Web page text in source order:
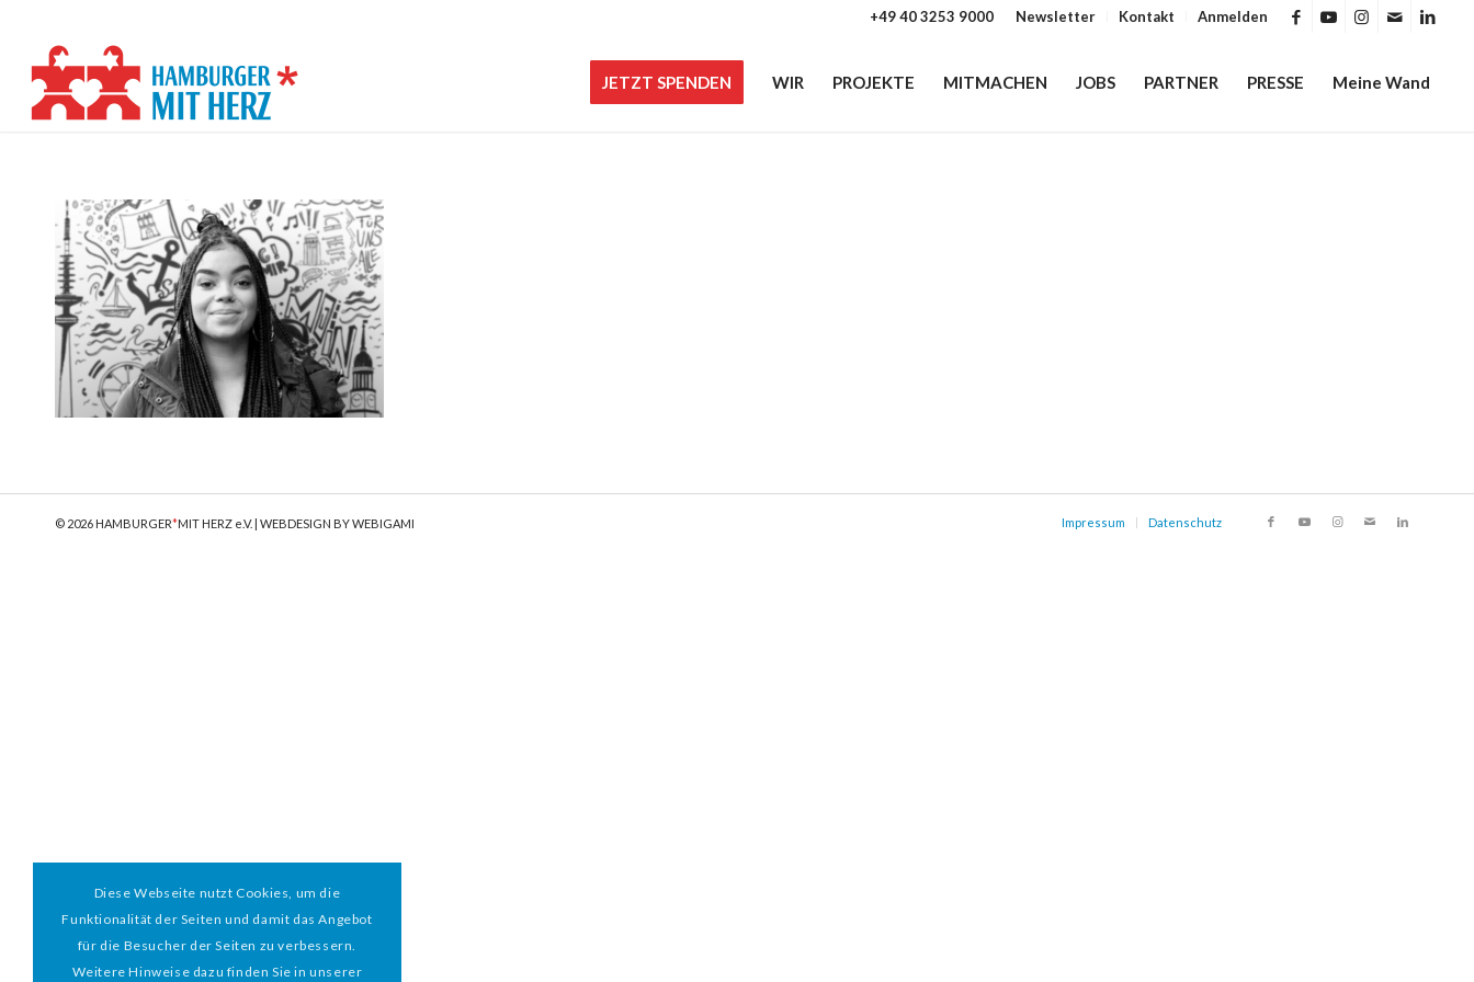
Newsletter Kontakt Anmelden
+49 40 3253 9000
JETZT SPENDEN WIR PROJEKTE MITMACHEN JOBS PARTNER PRESSE Meine Wand
© 2026 HAMBURGER*MIT HERZ e.V. | WEBDESIGN BY WEBIGAMI Impressum Datenschutz
Diese Webseite nutzt Cookies, um die
Funktionalität der Seiten und damit das Angebot
für die Besucher der Seiten zu verbessern.
Weitere Hinweise dazu finden Sie in unserer